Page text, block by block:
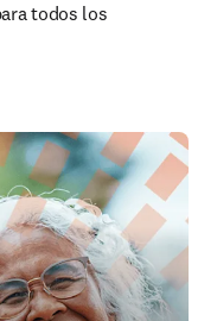
todos los